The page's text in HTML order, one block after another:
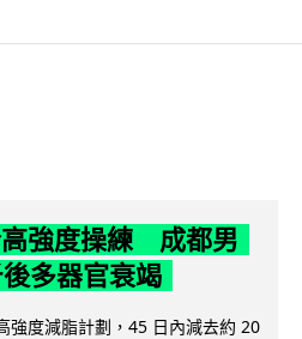
高強度操練 成都男
多器官衰竭
強度減脂計劃，45 日內減去約 20